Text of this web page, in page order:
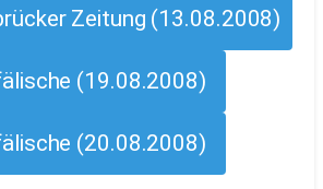
Zeitung (13.08.2008)
(19.08.2008)
(20.08.2008)